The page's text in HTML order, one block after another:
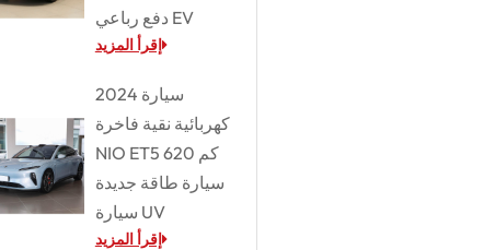
دفع رباعي EV
إقرأ المزيد
2024 سيارة
كهربائية نقية فاخرة
NIO ET5 620 كم
سيارة طاقة جديدة
سيارة UV
إقرأ المزيد